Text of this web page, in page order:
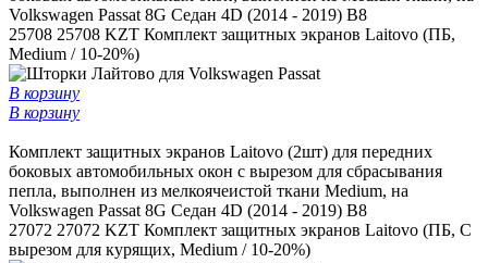
Volkswagen Passat 8G Седан 4D (2014 - 2019) B8
25708 25708 KZT Комплект защитных экранов Laitovo (ПБ,
Medium / 10-20%)
В корзину
В корзину
Комплект защитных экранов Laitovo (2шт) для передних
боковых автомобильных окон c вырезом для сбрасывания
пепла, выполнен из мелкоячеистой ткани Medium, на
Volkswagen Passat 8G Седан 4D (2014 - 2019) B8
27072 27072 KZT Комплект защитных экранов Laitovo (ПБ, С
вырезом для курящих, Medium / 10-20%)